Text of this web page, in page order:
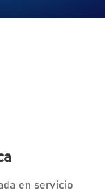
en servicio